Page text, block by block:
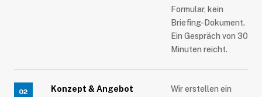
Formular, kein
Briefing-Dokument.
Ein Gespräch von 30
Minuten reicht.
02 Konzept & Angebot
Wir erstellen ein